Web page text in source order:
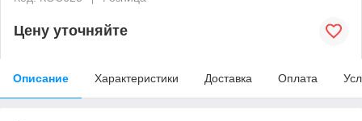
Цену уточняйте
Описание Характеристики Доставка Оплата